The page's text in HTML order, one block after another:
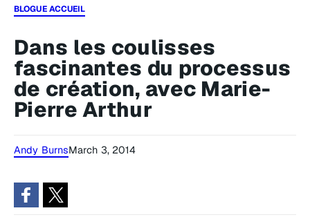
BLOGUE ACCUEIL
Dans les coulisses
fascinantes du processus
de création, avec Marie-
Pierre Arthur
Andy BurnsMarch 3, 2014